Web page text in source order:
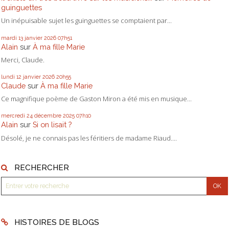
guinguettes
Un inépuisable sujet les guinguettes se comptaient par...
mardi 13 janvier 2026 07h51
Alain sur À ma fille Marie
Merci, Claude.
lundi 12 janvier 2026 20h55
Claude sur À ma fille Marie
Ce magnifique poème de Gaston Miron a été mis en musique...
mercredi 24 décembre 2025 07h10
Alain sur Si on lisait ?
Désolé, je ne connais pas les féritiers de madame Riaud....
RECHERCHER
HISTOIRES DE BLOGS